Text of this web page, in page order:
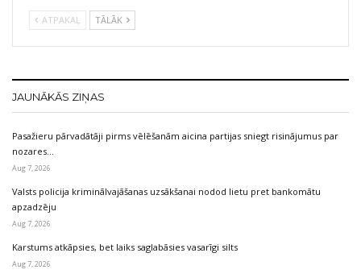
ATPAKAĻ TĀLĀK
JAUNĀKĀS ZIŅAS
Pasažieru pārvadātāji pirms vēlēšanām aicina partijas sniegt risinājumus par
nozares…
Aug 7, 2026
Valsts policija kriminālvajāšanas uzsākšanai nodod lietu pret bankomātu
apzadzēju
Aug 7, 2026
Karstums atkāpsies, bet laiks saglabāsies vasarīgi silts
Aug 7, 2026